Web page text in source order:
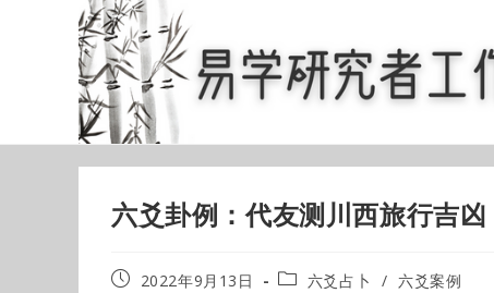
六爻卦例：代友测川西旅行吉凶
Post2022年9月13日
Post六爻占卜 / 六爻案例